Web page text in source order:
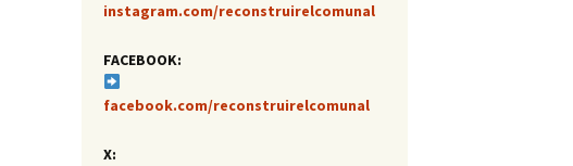
instagram.com/reconstruirelcomunal
FACEBOOK:
facebook.com/reconstruirelcomunal
X: